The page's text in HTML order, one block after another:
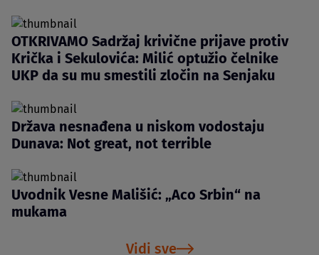
OTKRIVAMO Sadržaj krivične prijave protiv
Krička i Sekulovića: Milić optužio čelnike
UKP da su mu smestili zločin na Senjaku
Država nesnađena u niskom vodostaju
Dunava: Not great, not terrible
Uvodnik Vesne Mališić: „Aco Srbin“ na
mukama
Vidi sve